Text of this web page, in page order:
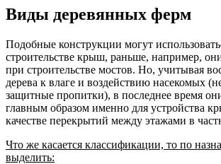
Виды деревянных ферм
Подобные конструкции могут
строительстве крыш, раньше, например,
при строительстве мостов. Но, учитывая
дерева к влаге и воздействию насекомых
защитные пропитки), в последнее время
главным образом именно для устройства
качестве перекрытий между этажами в
Что же касается классификации, то по
выделить: